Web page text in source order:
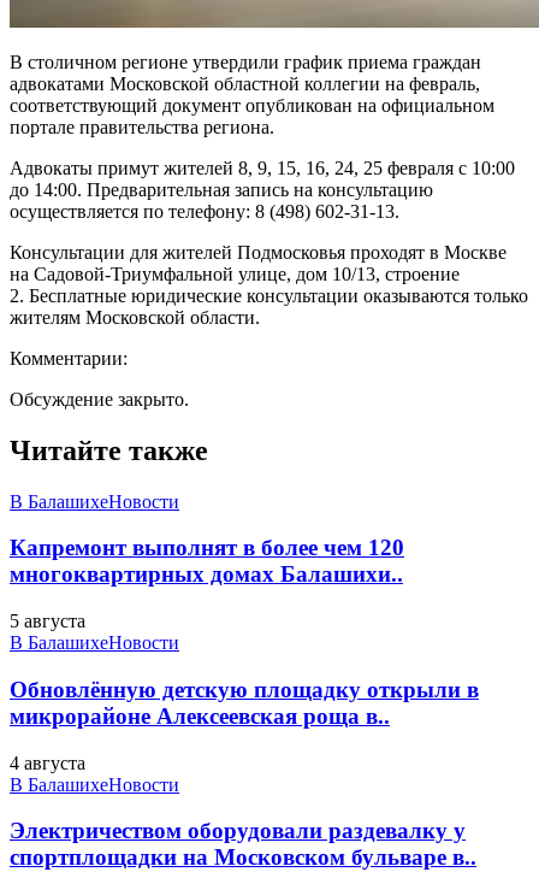
В столичном регионе утвердили график приема граждан
адвокатами Московской областной коллегии на февраль,
соответствующий документ опубликован на официальном
портале правительства региона.
Адвокаты примут жителей 8, 9, 15, 16, 24, 25 февраля с 10:00
до 14:00. Предварительная запись на консультацию
осуществляется по телефону: 8 (498) 602-31-13.
Консультации для жителей Подмосковья проходят в Москве
на Садовой-Триумфальной улице, дом 10/13, строение
2. Бесплатные юридические консультации оказываются только
жителям Московской области.
Комментарии:
Обсуждение закрыто.
Читайте также
В БалашихеНовости
Капремонт выполнят в более чем 120
многоквартирных домах Балашихи..
5 августа
В БалашихеНовости
Обновлённую детскую площадку открыли в
микрорайоне Алексеевская роща в..
4 августа
В БалашихеНовости
Электричеством оборудовали раздевалку у
спортплощадки на Московском бульваре в..